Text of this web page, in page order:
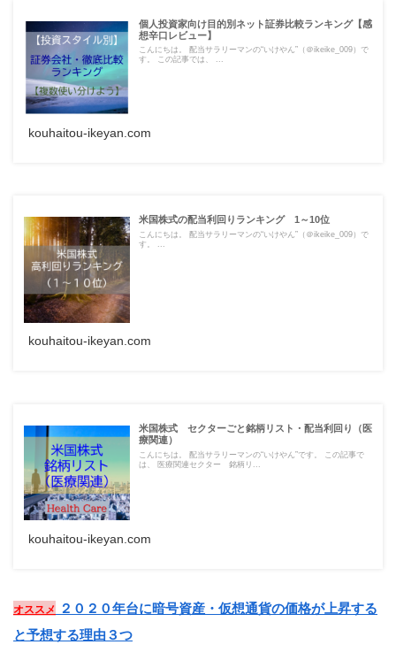
個人投資家向け目的別ネット証券比較ランキング【感
想辛口レビュー】
こんにちは。 配当サラリーマンの“いけやん”（＠ikeike_009）で
す。 この記事では、 ...
kouhaitou-ikeyan.com
米国株式の配当利回りランキング 1～10位
こんにちは。 配当サラリーマンの“いけやん”（＠ikeike_009）で
す。 ...
kouhaitou-ikeyan.com
米国株式 セクターごと銘柄リスト・配当利回り（医
療関連）
こんにちは。 配当サラリーマンの“いけやん”です。 この記事で
は、 医療関連セクター 銘柄リ...
kouhaitou-ikeyan.com
オススメ
２０２０年台に暗号資産・仮想通貨の価格が上昇する
と予想する理由３つ